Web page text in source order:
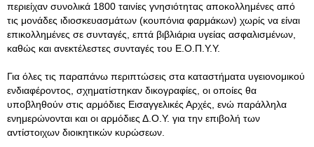
περιείχαν συνολικά 1800 ταινίες γνησιότητας αποκολλημένες από
τις μονάδες ιδιοσκευασμάτων (κουπόνια φαρμάκων) χωρίς να είναι
επικολλημένες σε συνταγές, επτά βιβλιάρια υγείας ασφαλισμένων,
καθώς και ανεκτέλεστες συνταγές του Ε.Ο.Π.Υ.Υ.
Για όλες τις παραπάνω περιπτώσεις στα καταστήματα υγειονομικού
ενδιαφέροντος, σχηματίστηκαν δικογραφίες, οι οποίες θα
υποβληθούν στις αρμόδιες Εισαγγελικές Αρχές, ενώ παράλληλα
ενημερώνονται και οι αρμόδιες Δ.Ο.Υ. για την επιβολή των
αντίστοιχων διοικητικών κυρώσεων.